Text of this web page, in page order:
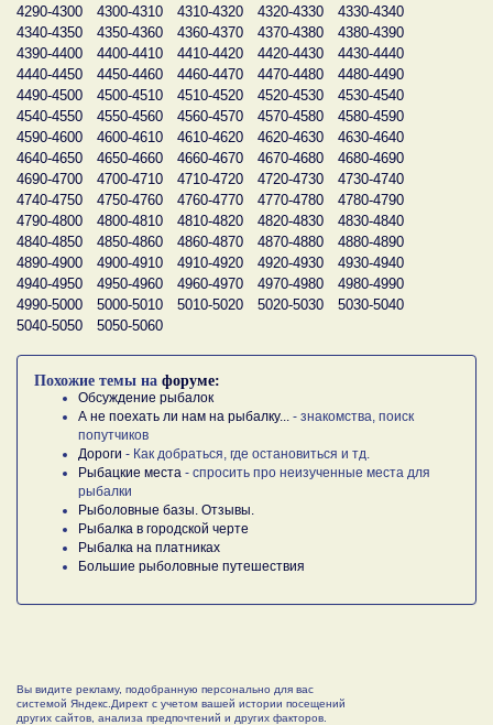
4290-4300
4300-4310 4310-4320 4320-4330
4330-4340
4340-4350
4350-4360 4360-4370 4370-4380
4380-4390
4390-4400
4400-4410 4410-4420 4420-4430
4430-4440
4440-4450
4450-4460 4460-4470 4470-4480
4480-4490
4490-4500
4500-4510 4510-4520 4520-4530
4530-4540
4540-4550
4550-4560 4560-4570 4570-4580
4580-4590
4590-4600
4600-4610 4610-4620 4620-4630
4630-4640
4640-4650
4650-4660 4660-4670 4670-4680
4680-4690
4690-4700
4700-4710 4710-4720 4720-4730
4730-4740
4740-4750
4750-4760 4760-4770 4770-4780
4780-4790
4790-4800
4800-4810 4810-4820 4820-4830
4830-4840
4840-4850
4850-4860 4860-4870 4870-4880
4880-4890
4890-4900
4900-4910 4910-4920 4920-4930
4930-4940
4940-4950
4950-4960 4960-4970 4970-4980
4980-4990
4990-5000
5000-5010 5010-5020 5020-5030
5030-5040
5040-5050
5050-5060
Похожие темы на форуме:
Обсуждение рыбалок
А не поехать ли нам на рыбалку... - знакомства, поиск
попутчиков
Дороги - Как добраться, где остановиться и тд.
Рыбацкие места - спросить про неизученные места для
рыбалки
Рыболовные базы. Отзывы.
Рыбалка в городской черте
Рыбалка на платниках
Большие рыболовные путешествия
Вы видите рекламу, подобранную персонально для вас
системой Яндекс.Директ с учетом вашей истории посещений
других сайтов, анализа предпочтений и других факторов.